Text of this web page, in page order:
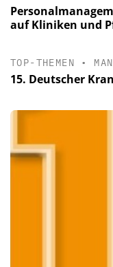
auf Kliniken und
TOP-THEMEN •
15. Deutscher